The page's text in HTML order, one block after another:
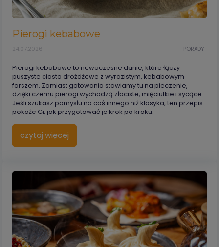
Pierogi kebabowe
PORADY
24.07.2026
Pierogi kebabowe to nowoczesne danie, które łączy
puszyste ciasto drożdżowe z wyrazistym, kebabowym
farszem. Zamiast gotowania stawiamy tu na pieczenie,
dzięki czemu pierogi wychodzą złociste, mięciutkie i sycące.
Jeśli szukasz pomysłu na coś innego niż klasyka, ten przepis
pokaże Ci, jak przygotować je krok po kroku.
czytaj więcej